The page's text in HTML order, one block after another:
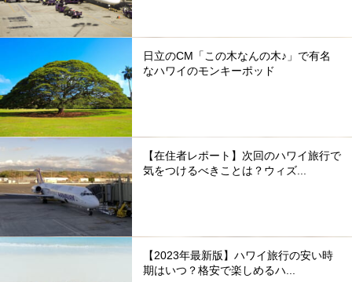
日立のCM「この木なんの木♪」で有名
なハワイのモンキーポッド
【在住者レポート】次回のハワイ旅行で
気をつけるべきことは？ウィズ...
【2023年最新版】ハワイ旅行の安い時
期はいつ？格安で楽しめるハ...